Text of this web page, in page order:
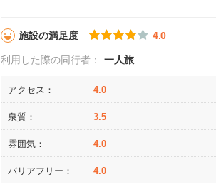
施設の満足度 4.0
利用した際の同行者： 一人旅
アクセス： 4.0
泉質： 3.5
雰囲気： 4.0
バリアフリー： 4.0